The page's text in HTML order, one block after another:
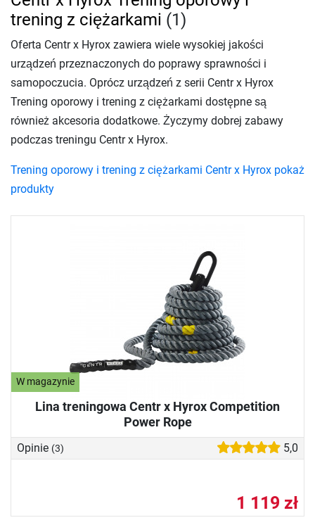
W magazynie
Lina treningowa Centr x Hyrox Competition
Power Rope
Opinie (3) 5,0
1 119 zł
trening z ciężarkami (1)
Oferta Centr x Hyrox zawiera wiele wysokiej jakości
urządzeń przeznaczonych do poprawy sprawności i
samopoczucia. Oprócz urządzeń z serii Centr x Hyrox
Trening oporowy i trening z ciężarkami dostępne są
również akcesoria dodatkowe. Życzymy dobrej zabawy
podczas treningu Centr x Hyrox.
Trening oporowy i trening z ciężarkami Centr x Hyrox pokaż
produkty